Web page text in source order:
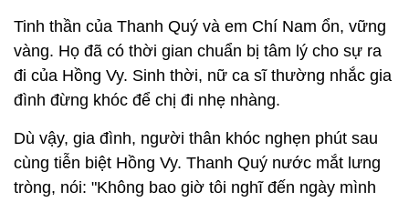
Tinh thần của Thanh Quý và em Chí Nam ổn, vững
vàng. Họ đã có thời gian chuẩn bị tâm lý cho sự ra
đi của Hồng Vy. Sinh thời, nữ ca sĩ thường nhắc gia
đình đừng khóc để chị đi nhẹ nhàng.
Dù vậy, gia đình, người thân khóc nghẹn phút sau
cùng tiễn biệt Hồng Vy. Thanh Quý nước mắt lưng
tròng, nói: "Không bao giờ tôi nghĩ đến ngày mình